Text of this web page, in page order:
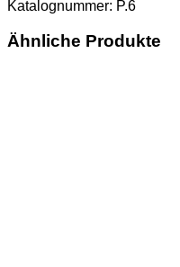
Katalognummer: P.6
Ähnliche Produkte